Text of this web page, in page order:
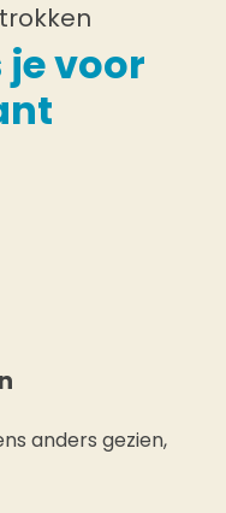
je voor
anders gezien,